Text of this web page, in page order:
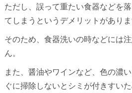
ただし、誤って重たい食器などを
てしまうというデメリットがありま
そのため、食器洗いの時などには
ん。
また、醤油やワインなど、色の濃
ぐに掃除しないとシミが付きすい